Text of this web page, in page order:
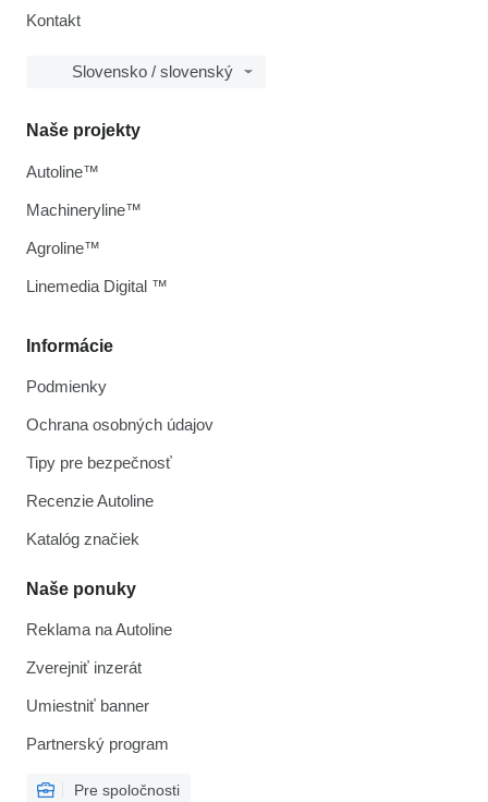
Kontakt
Slovensko / slovenský
Informácie
Podmienky
Ochrana osobných údajov
Tipy pre bezpečnosť
Recenzie Autoline
Katalóg značiek
Naše ponuky
Reklama na Autoline
Zverejniť inzerát
Umiestniť banner
Partnerský program
Pre spoločnosti
Naše projekty
Autoline™
Machineryline™
Agroline™
Linemedia Digital ™